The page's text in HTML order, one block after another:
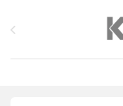
Brands